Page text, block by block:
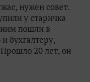
нужен совет.
у старичка
пошли в
бухгалтеру,
20 лет, он